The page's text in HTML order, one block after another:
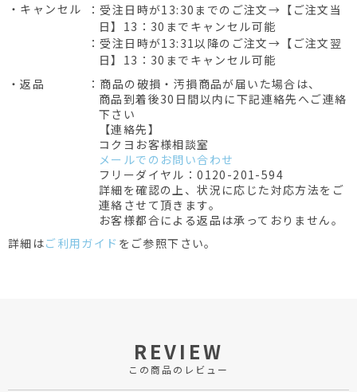
・キャンセル
：受注日時が13:30までのご注文→【ご注文当
日】13：30までキャンセル可能
：受注日時が13:31以降のご注文→【ご注文翌
日】13：30までキャンセル可能
・返品
：商品の破損・汚損商品が届いた場合は、
商品到着後30日間以内に下記連絡先へご連絡
下さい
【連絡先】
コクヨお客様相談室
メールでのお問い合わせ
フリーダイヤル：0120-201-594
詳細を確認の上、状況に応じた対応方法をご
連絡させて頂きます。
お客様都合による返品は承っておりません。
詳細はご利用ガイド をご参照下さい。
REVIEW
この商品のレビュー